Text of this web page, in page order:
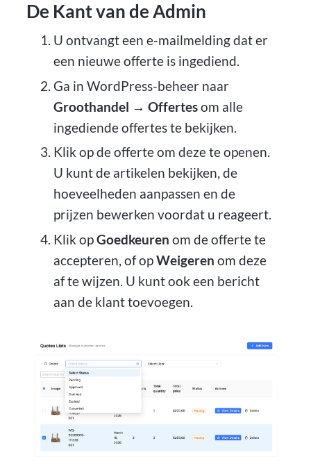
De Kant van de Admin
U ontvangt een e-mailmelding dat er
een nieuwe offerte is ingediend.
Ga in WordPress-beheer naar
Groothandel → Offertesom alle
ingediende offertes te bekijken.
Klik op de offerte om deze te openen.
U kunt de artikelen bekijken, de
hoeveelheden aanpassen en de
prijzen bewerken voordat u reageert.
Klik opGoedkeuren om de offerte te
accepteren, of opWeigeren om deze
af te wijzen. U kunt ook een bericht
aan de klant toevoegen.